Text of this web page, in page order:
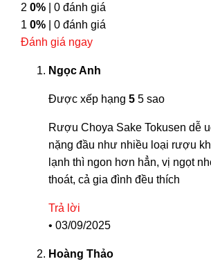
2 0% | 0 đánh giá
1 0% | 0 đánh giá
Đánh giá ngay
Ngọc Anh
Được xếp hạng 5 5 sao
Rượu Choya Sake Tokusen dễ
nặng đầu như nhiều loại rượu
lạnh thì ngon hơn hẳn, vị ngọt
thoát, cả gia đình đều thích
Trả lời
• 03/09/2025
Hoàng Thảo